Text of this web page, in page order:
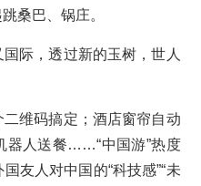
桑巴、锅庄。
际，透过新的玉树，世人
维码搞定；酒店窗帘自动
器人送餐……“中国游”热度
友人对中国的“科技感”“未